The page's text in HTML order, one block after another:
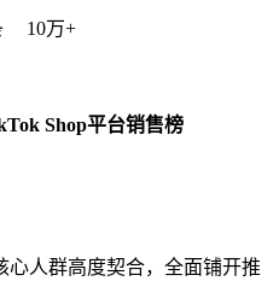
10万+
Shop平台销售榜
心人群高度契合，全面铺开推